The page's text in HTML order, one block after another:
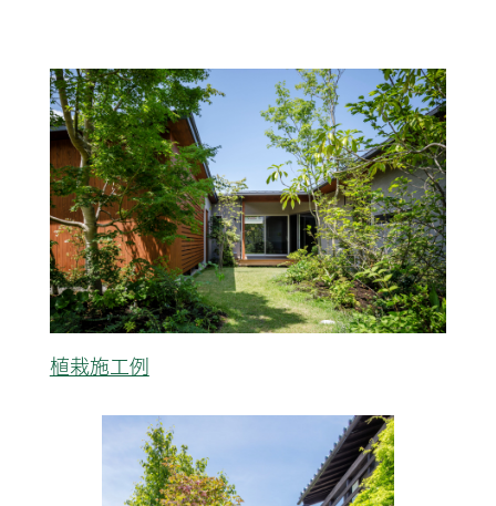
植栽施工例